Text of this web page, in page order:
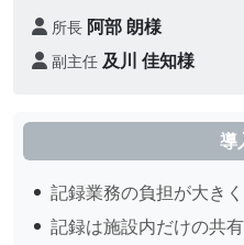
所長 阿部 朗様
副主任 及川 佳知様
導
記録業務の負担が大き
記録は施設内だけの共